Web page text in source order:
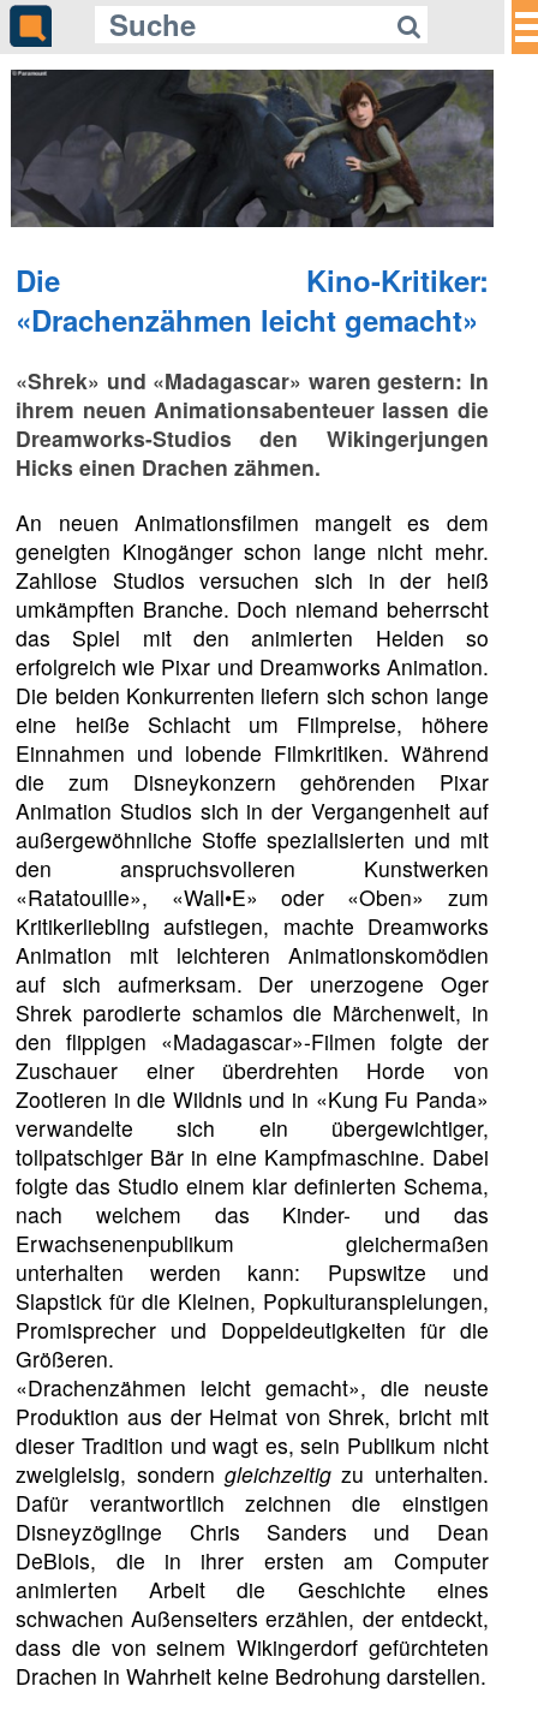
Die Kino-Kritiker:
«Drachenzähmen leicht gemacht»
«Shrek» und «Madagascar» waren gestern: In
ihrem neuen Animationsabenteuer lassen die
Dreamworks-Studios den Wikingerjungen
Hicks einen Drachen zähmen.
An neuen Animationsfilmen mangelt es dem
geneigten Kinogänger schon lange nicht mehr.
Zahllose Studios versuchen sich in der heiß
umkämpften Branche. Doch niemand beherrscht
das Spiel mit den animierten Helden so
erfolgreich wie Pixar und Dreamworks Animation.
Die beiden Konkurrenten liefern sich schon lange
eine heiße Schlacht um Filmpreise, höhere
Einnahmen und lobende Filmkritiken. Während
die zum Disneykonzern gehörenden Pixar
Animation Studios sich in der Vergangenheit auf
außergewöhnliche Stoffe spezialisierten und mit
den anspruchsvolleren Kunstwerken
«Ratatouille», «Wall•E» oder «Oben» zum
Kritikerliebling aufstiegen, machte Dreamworks
Animation mit leichteren Animationskomödien
auf sich aufmerksam. Der unerzogene Oger
Shrek parodierte schamlos die Märchenwelt, in
den flippigen «Madagascar»-Filmen folgte der
Zuschauer einer überdrehten Horde von
Zootieren in die Wildnis und in «Kung Fu Panda»
verwandelte sich ein übergewichtiger,
tollpatschiger Bär in eine Kampfmaschine. Dabei
folgte das Studio einem klar definierten Schema,
nach welchem das Kinder- und das
Erwachsenenpublikum gleichermaßen
unterhalten werden kann: Pupswitze und
Slapstick für die Kleinen, Popkulturanspielungen,
Promisprecher und Doppeldeutigkeiten für die
Größeren.
«Drachenzähmen leicht gemacht», die neuste
Produktion aus der Heimat von Shrek, bricht mit
dieser Tradition und wagt es, sein Publikum nicht
zweigleisig, sondern gleichzeitig zu unterhalten.
Dafür verantwortlich zeichnen die einstigen
Disneyzöglinge Chris Sanders und Dean
DeBlois, die in ihrer ersten am Computer
animierten Arbeit die Geschichte eines
schwachen Außenseiters erzählen, der entdeckt,
dass die von seinem Wikingerdorf gefürchteten
Drachen in Wahrheit keine Bedrohung darstellen.